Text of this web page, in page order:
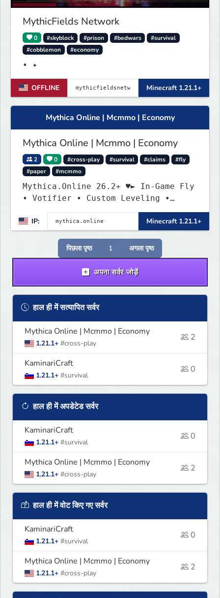
MythicFields Network
0 #skyblock #prison #bedwars
#survival
#cobblemon
#economy
• ✦
OFFLINE Minecraft 1.21.1+
Mythica Online | Mcmmo | Economy
Mythica Online | Mcmmo | Economy
2 0 #cross-play #survival #claims
#fly
#paper
#mcmmo
Mythica.Online 26.2+ ♥► In-Game Fly
• Votifier • Custom Leveling •
IP:
Minecraft 1.21.1+
पिछला पृष्ठ 1 अगला पृष्ठ
अपना सर्वर जोड़ें
हाल ही में सत्यापित सर्वर
Mythica Online | Mcmmo | Economy
1.21.1+ #cross-play
2
KaminariCraft
1.21.1+ #survival
0
हाल ही में अपडेटेड सर्वर
KaminariCraft
1.21.1+ #survival
0
Mythica Online | Mcmmo | Economy
1.21.1+ #cross-play
2
हाल ही में वोट किए गए सर्वर
KaminariCraft
1.21.1+ #survival
0
Mythica Online | Mcmmo | Economy
1.21.1+ #cross-play
2